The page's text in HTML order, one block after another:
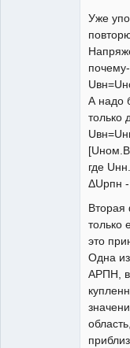
Уже
А надо
только
где
ΔUрпн
Вторая
только
это
Одна
АРПН,